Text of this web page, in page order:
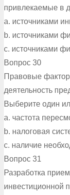
привлекаемые в
a. источниками
b. источниками
c. источниками
Вопрос 30
Правовые
деятельность
Выберите один
a. частота
b. налоговая
c. наличие
Вопрос 31
Разработка
инвестиционной